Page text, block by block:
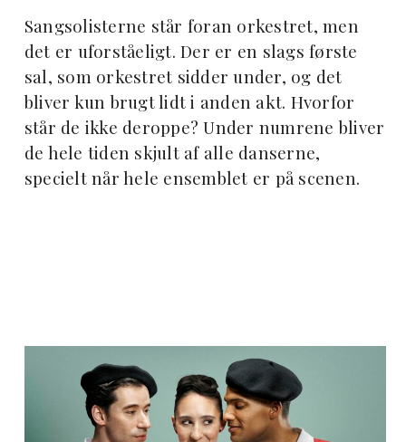
Sangsolisterne står foran orkestret, men
det er uforståeligt. Der er en slags første
sal, som orkestret sidder under, og det
bliver kun brugt lidt i anden akt. Hvorfor
står de ikke deroppe? Under numrene bliver
de hele tiden skjult af alle danserne,
specielt når hele ensemblet er på scenen.